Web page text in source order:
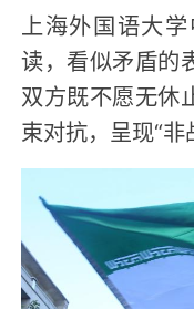
上海外国语大
读，看似矛盾的
双方既不愿无休
束对抗，呈现“非